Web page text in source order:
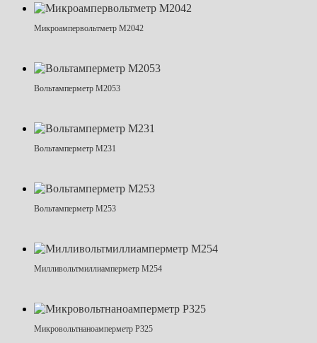
Микроампервольтметр М2042
Вольтамперметр М2053
Вольтамперметр М231
Вольтамперметр М253
Милливольтмиллиамперметр М254
Микровольтнаноамперметр Р325